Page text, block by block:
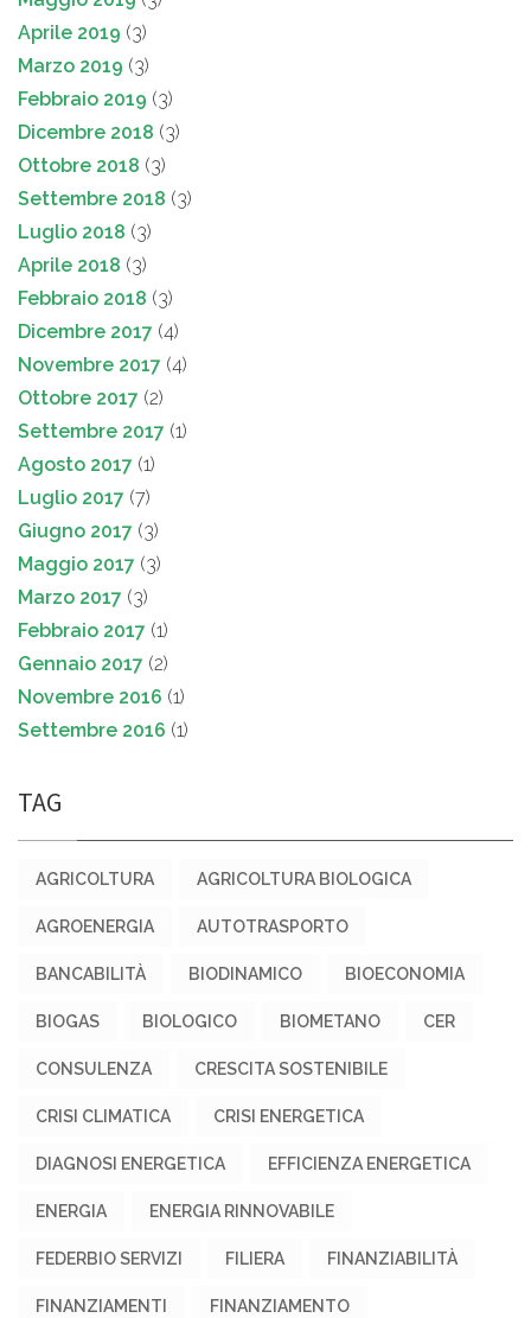
Aprile 2019 (3)
Marzo 2019 (3)
Febbraio 2019 (3)
Dicembre 2018 (3)
Ottobre 2018 (3)
Settembre 2018 (3)
Luglio 2018 (3)
Aprile 2018 (3)
Febbraio 2018 (3)
Dicembre 2017 (4)
Novembre 2017 (4)
Ottobre 2017 (2)
Settembre 2017 (1)
Agosto 2017 (1)
Luglio 2017 (7)
Giugno 2017 (3)
Maggio 2017 (3)
Marzo 2017 (3)
Febbraio 2017 (1)
Gennaio 2017 (2)
Novembre 2016 (1)
Settembre 2016 (1)
TAG
AGRICOLTURA AGRICOLTURA BIOLOGICA
AGROENERGIA AUTOTRASPORTO
BANCABILITÀ BIODINAMICO BIOECONOMIA
BIOGAS BIOLOGICO BIOMETANO CER
CONSULENZA CRESCITA SOSTENIBILE
CRISI CLIMATICA CRISI ENERGETICA
DIAGNOSI ENERGETICA EFFICIENZA ENERGETICA
ENERGIA ENERGIA RINNOVABILE
FEDERBIO SERVIZI FILIERA FINANZIABILITÀ
FINANZIAMENTI FINANZIAMENTO